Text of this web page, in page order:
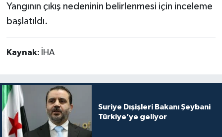
Yangının çıkış nedeninin belirlenmesi için inceleme
başlatıldı.
Kaynak: İHA
Suriye Dışişleri Bakanı Şeybani
Türkiye’ye geliyor